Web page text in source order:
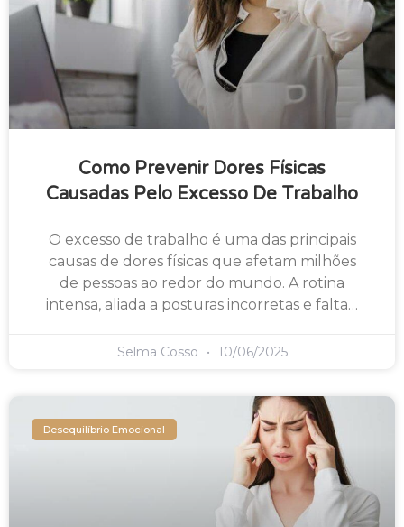
Como Prevenir Dores Físicas
Causadas Pelo Excesso De Trabalho
O excesso de trabalho é uma das principais
causas de dores físicas que afetam milhões
de pessoas ao redor do mundo. A rotina
intensa, aliada a posturas incorretas e falta…
Selma Cosso 10/06/2025
Desequilíbrio Emocional